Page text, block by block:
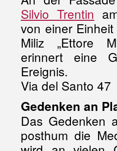
Silvio Trentin
von einer
Miliz „Ettore
erinnert eine
Ereignis.
Via del Santo 47
Gedenken an
Das Gedenken
posthum die